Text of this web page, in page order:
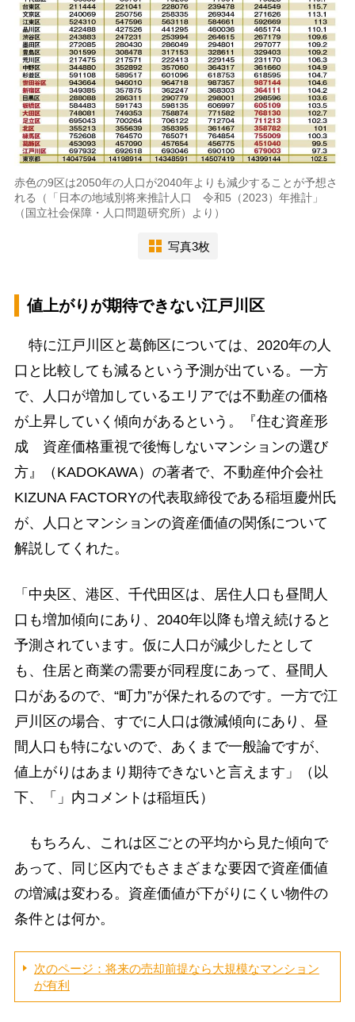
赤色の9区は2050年の人口が2040年よりも減少することが予想さ
れる（「日本の地域別将来推計人口 令和5（2023）年推計」
（国立社会保障・人口問題研究所）より）
写真3枚
値上がりが期待できない江戸川区
特に江戸川区と葛飾区については、2020年の人
口と比較しても減るという予測が出ている。一方
で、人口が増加しているエリアでは不動産の価格
が上昇していく傾向があるという。『住む資産形
成 資産価格重視で後悔しないマンションの選び
方』（KADOKAWA）の著者で、不動産仲介会社
KIZUNA FACTORYの代表取締役である稲垣慶州氏
が、人口とマンションの資産価値の関係について
解説してくれた。
「中央区、港区、千代田区は、居住人口も昼間人
口も増加傾向にあり、2040年以降も増え続けると
予測されています。仮に人口が減少したとして
も、住居と商業の需要が同程度にあって、昼間人
口があるので、“町力”が保たれるのです。一方で江
戸川区の場合、すでに人口は微減傾向にあり、昼
間人口も特にないので、あくまで一般論ですが、
値上がりはあまり期待できないと言えます」（以
下、「」内コメントは稲垣氏）
もちろん、これは区ごとの平均から見た傾向で
あって、同じ区内でもさまざまな要因で資産価値
の増減は変わる。資産価値が下がりにくい物件の
条件とは何か。
次のページ：将来の売却前提なら大規模なマンション
が有利